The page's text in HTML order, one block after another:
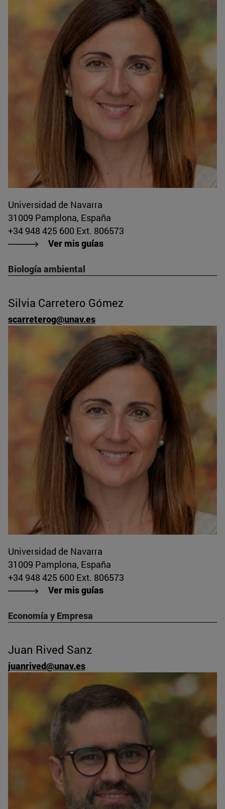
Universidad de Navarra
31009 Pamplona, España
+34 948 425 600 Ext. 806573
Ver mis guías
Biología ambiental
Silvia Carretero Gómez
scarreterog@unav.es
Universidad de Navarra
31009 Pamplona, España
+34 948 425 600 Ext. 806573
Ver mis guías
Economía y Empresa
Juan Rived Sanz
juanrived@unav.es